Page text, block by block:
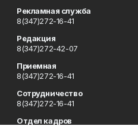
Рекламная служба
8(347)272-16-41
Редакция
8(347)272-42-07
Приемная
8(347)272-16-41
Сотрудничество
8(347)272-16-41
Отдел кадров